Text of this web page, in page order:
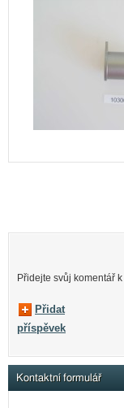
Přidejte svůj komentář k
Přidat
příspěvek
Kontaktní formulář